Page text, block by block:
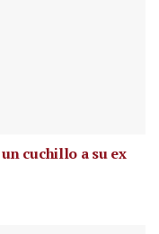
cuchillo a su ex